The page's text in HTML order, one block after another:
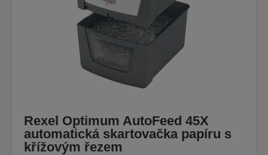
Rexel Optimum AutoFeed 45X
automatická skartovačka papíru s
křížovým řezem